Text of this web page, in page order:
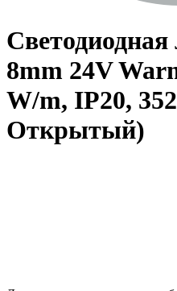
8mm 24V
W/m, IP20,
Открытый)